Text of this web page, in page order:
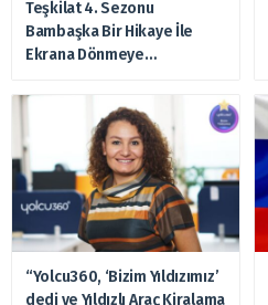
Teşkilat 4. Sezonu
Bambaşka Bir Hikaye İle
Ekrana Dönmeye
“Yolcu360, ‘Bizim Yıldızımız’
dedi ve Yıldızlı Araç Kiralama